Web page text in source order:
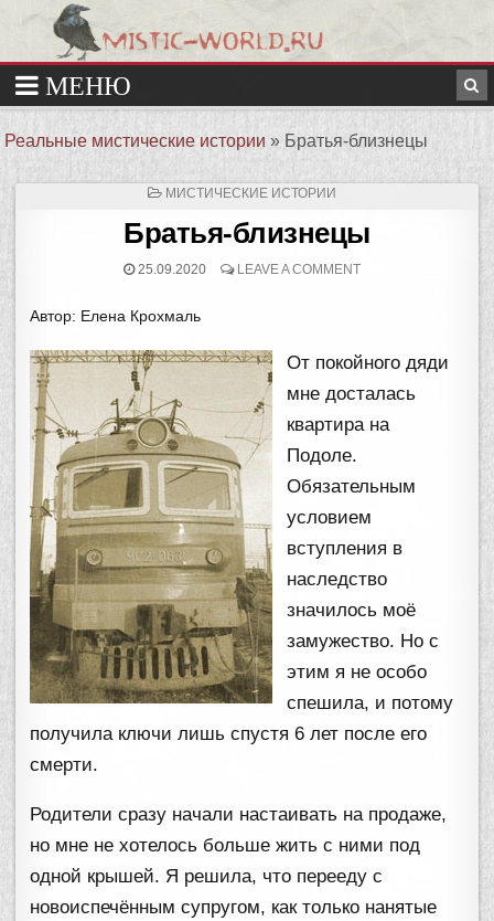
Реальные мистические истории » Братья-близнецы
ОПУБЛИКОВАНО
МИСТИЧЕСКИЕ ИСТОРИИ
Братья-близнецы
25.09.2020 LEAVE A COMMENT
Автор: Елена Крохмаль
От покойного дяди
мне досталась
квартира на
Подоле.
Обязательным
условием
вступления в
наследство
значилось моё
замужество. Но с
этим я не особо
спешила, и потому
получила ключи лишь спустя 6 лет после его
смерти.
Родители сразу начали настаивать на продаже,
но мне не хотелось больше жить с ними под
одной крышей. Я решила, что перееду с
новоиспечённым супругом, как только нанятые